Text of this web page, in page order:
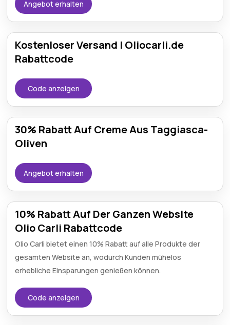
Angebot erhalten
Kostenloser Versand | Oliocarli.de
Rabattcode
Code anzeigen
30% Rabatt Auf Creme Aus Taggiasca-
Oliven
Angebot erhalten
10% Rabatt Auf Der Ganzen Website
Olio Carli Rabattcode
Olio Carli bietet einen 10% Rabatt auf alle Produkte der
gesamten Website an, wodurch Kunden mühelos
erhebliche Einsparungen genießen können.
Code anzeigen